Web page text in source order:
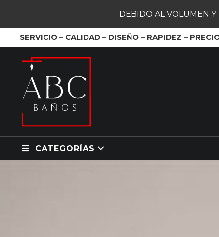
DEBIDO AL VOLUMEN Y
SERVICIO – CALIDAD – DISEÑO – RAPIDEZ –
CATEGORÍAS